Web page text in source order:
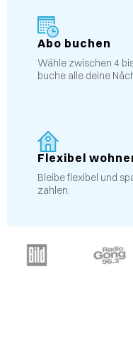
Abo buchen
Wähle zwischen 4
buche alle deine
Flexibel
Bleibe flexibel und
zahlen.